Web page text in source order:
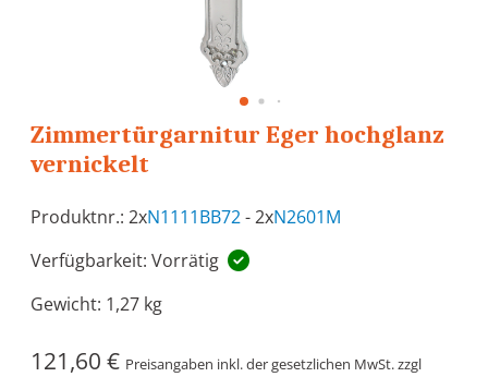
Zimmertürgarnitur Eger hochglanz
vernickelt
Produktnr.: 2xN1111BB72- 2xN2601M
Verfügbarkeit: Vorrätig
Gewicht: 1,27 kg
121,60 € Preisangaben inkl. der gesetzlichen MwSt. zzgl